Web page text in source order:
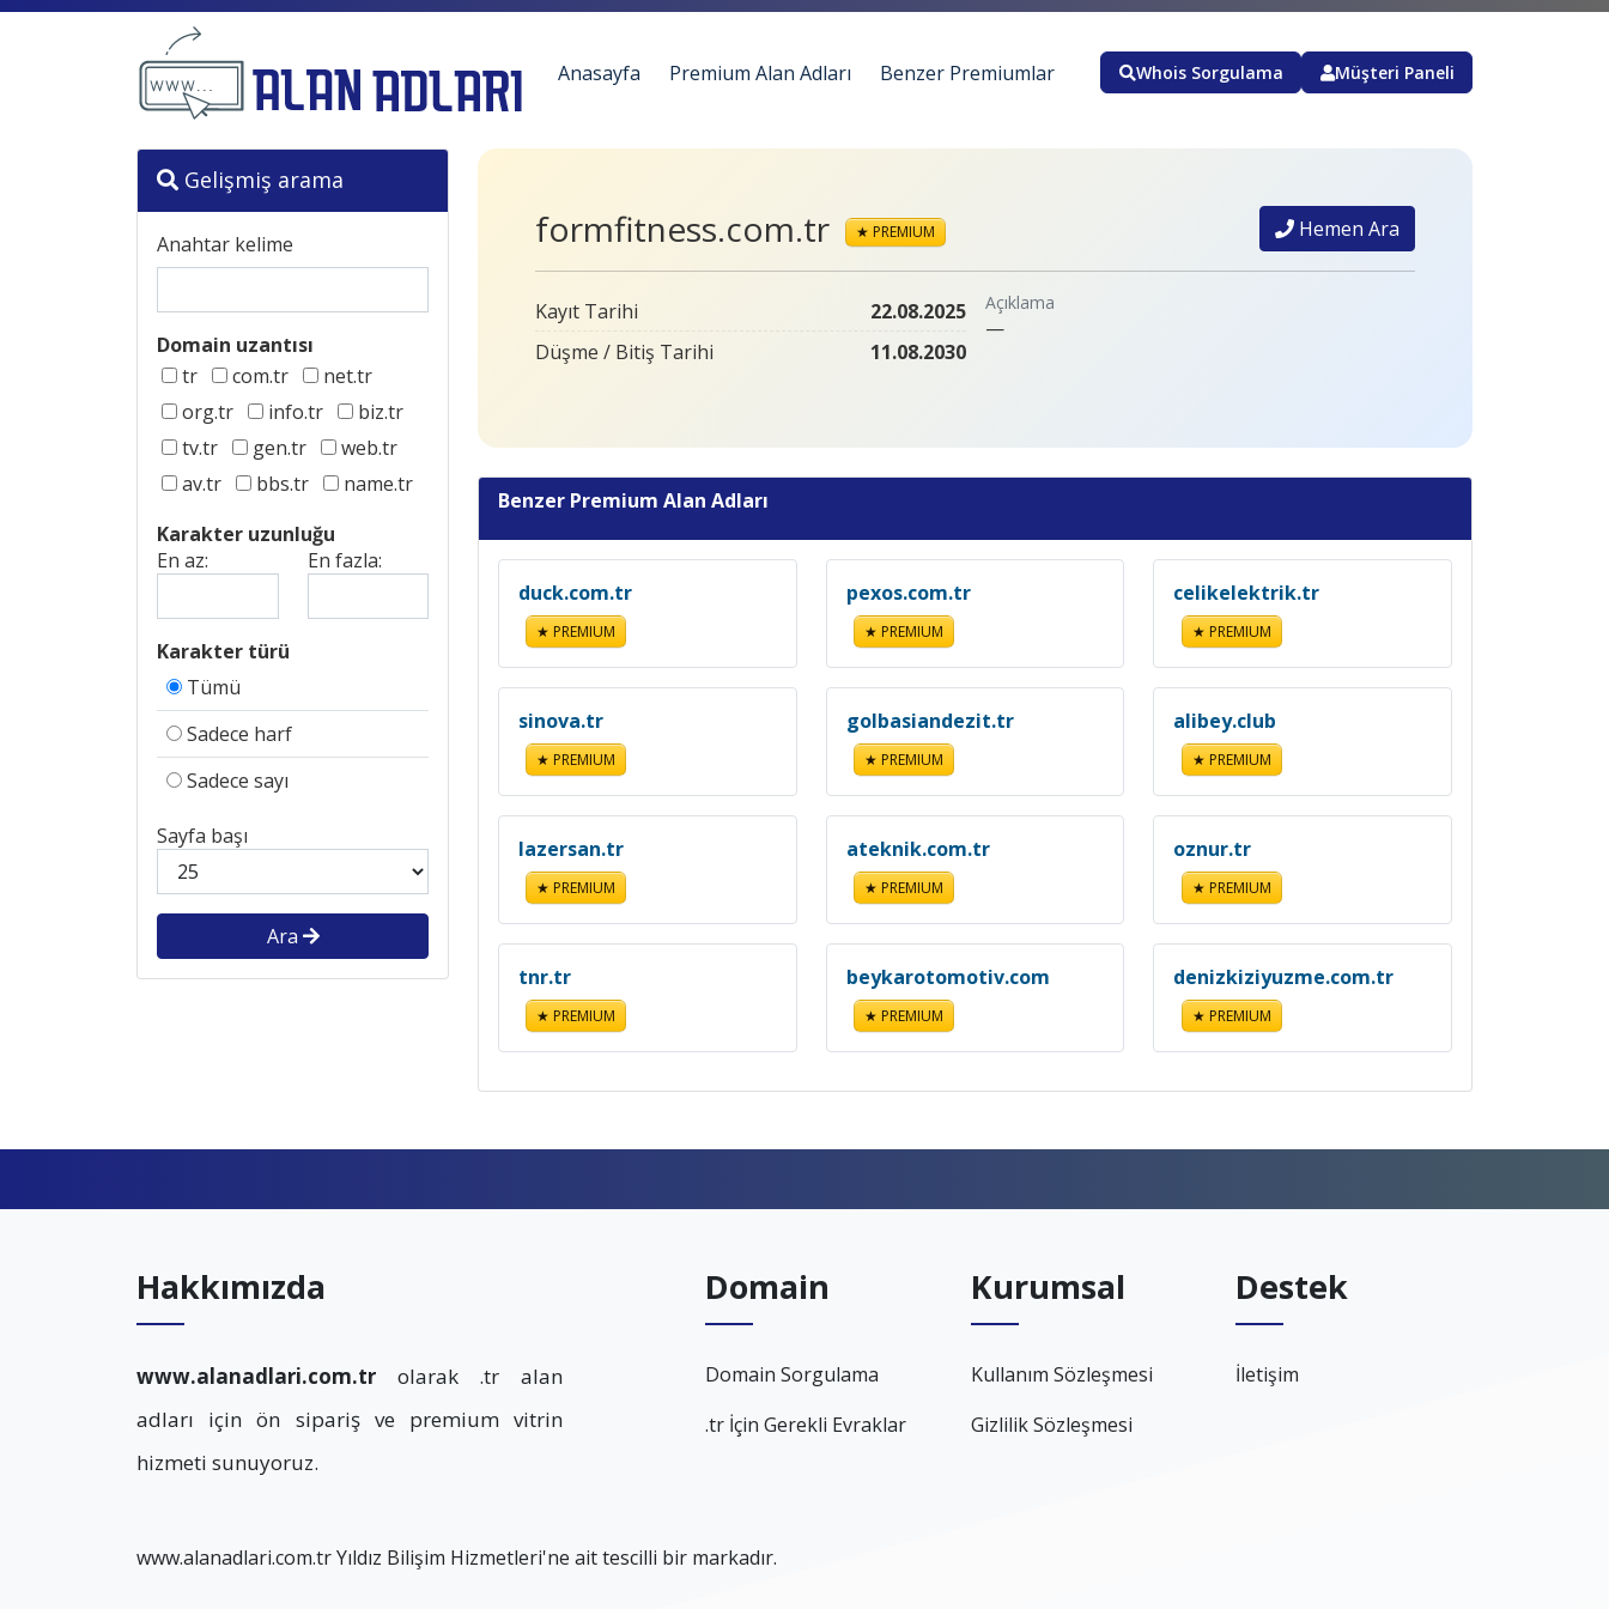
Anasayfa Premium Alan Adları Benzer Premiumlar Whois Sorgulama Müşteri Paneli
Gelişmiş arama
Anahtar kelime
Domain uzantısı
tr
com.tr
net.tr
org.tr
info.tr
biz.tr
tv.tr
gen.tr
web.tr
av.tr
bbs.tr
name.tr
Karakter uzunluğu
En az:
En fazla:
Karakter türü
Tümü
Sadece harf
Sadece sayı
Sayfa başı
Ara
formfitness.com.tr ★ PREMIUM Hemen Ara
Kayıt Tarihi
22.08.2025
Düşme / Bitiş Tarihi
11.08.2030
Açıklama
—
Benzer Premium Alan Adları
duck.com.tr
★ PREMIUM
pexos.com.tr
★ PREMIUM
celikelektrik.tr
★ PREMIUM
sinova.tr
★ PREMIUM
golbasiandezit.tr
★ PREMIUM
alibey.club
★ PREMIUM
lazersan.tr
★ PREMIUM
ateknik.com.tr
★ PREMIUM
oznur.tr
★ PREMIUM
tnr.tr
★ PREMIUM
beykarotomotiv.com
★ PREMIUM
denizkiziyuzme.com.tr
★ PREMIUM
Hakkımızda
www.alanadlari.com.tr olarak .tr alan
adları için ön sipariş ve premium vitrin
hizmeti sunuyoruz.
Domain
Domain Sorgulama
.tr İçin Gerekli Evraklar
Kurumsal
Kullanım Sözleşmesi
Gizlilik Sözleşmesi
Destek
İletişim
www.alanadlari.com.tr Yıldız Bilişim Hizmetleri'ne ait tescilli bir markadır.